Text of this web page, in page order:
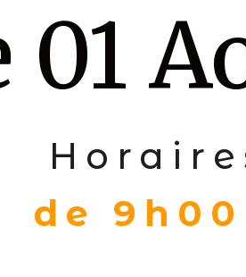
01
de 9